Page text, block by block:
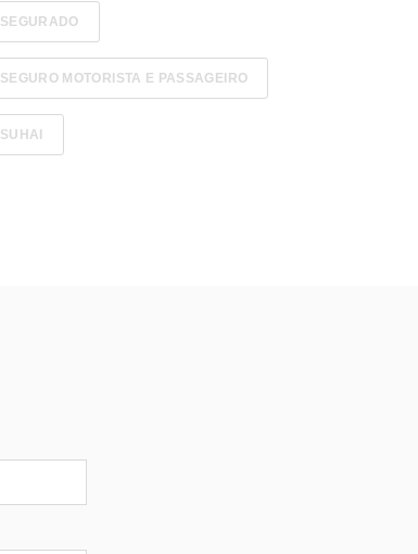
SEGURADO
SEGURO MOTORISTA E PASSAGEIRO
SUHAI